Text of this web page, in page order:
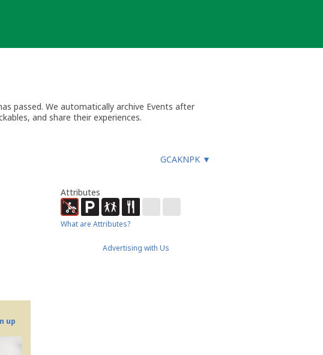
passed. We automatically archive Events after
and share their experiences.
GCAKNPK ▼
up
Attributes
What are Attributes?
Advertising with Us